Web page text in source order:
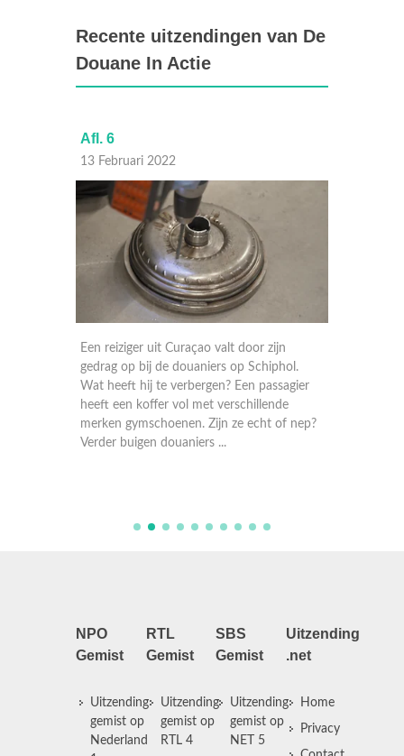
Recente uitzendingen van De
Douane In Actie
Afl. 6
13 Februari 2022
Een reiziger uit Curaçao valt door zijn
gedrag op bij de douaniers op Schiphol.
Wat heeft hij te verbergen? Een passagier
heeft een koffer vol met verschillende
merken gymschoenen. Zijn ze echt of nep?
Verder buigen douaniers ...
NPO
Gemist
Uitzending
gemist op
Nederland
RTL
Gemist
Uitzending
gemist op
RTL 4
SBS
Gemist
Uitzending
gemist op
NET 5
Uitzending
.net
Home
Privacy